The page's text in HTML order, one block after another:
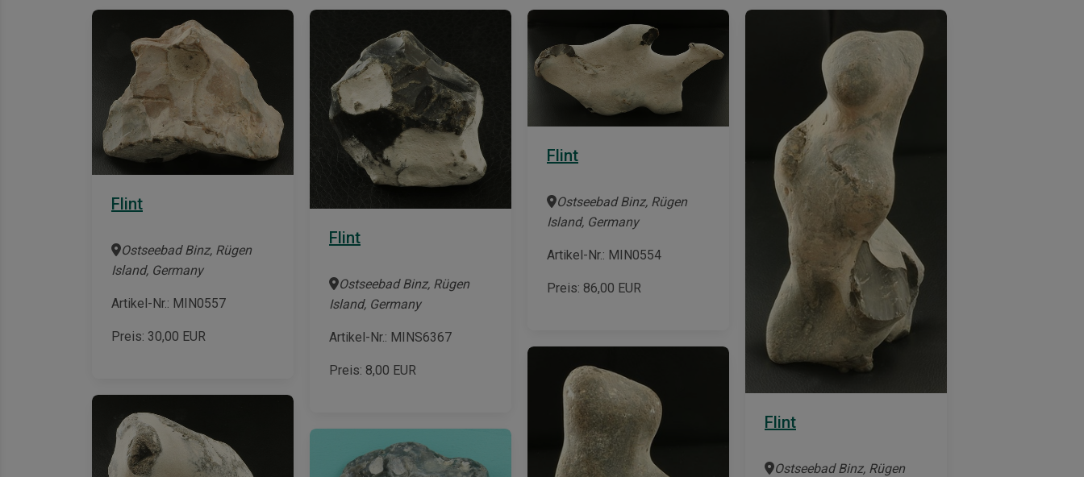
Flint
Ostseebad Binz, Rügen
Island, Germany
Artikel-Nr.: MIN0557
Preis: 30,00 EUR
Flint
Ostseebad Binz, Rügen
Island, Germany
Artikel-Nr.: MINS6367
Preis: 8,00 EUR
Flint
Ostseebad Binz, Rügen
Island, Germany
Artikel-Nr.: MIN0554
Preis: 86,00 EUR
Flint
Ostseebad Binz, Rügen